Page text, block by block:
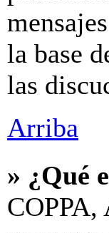
la base
las
Arriba
» ¿Qué
COPPA,